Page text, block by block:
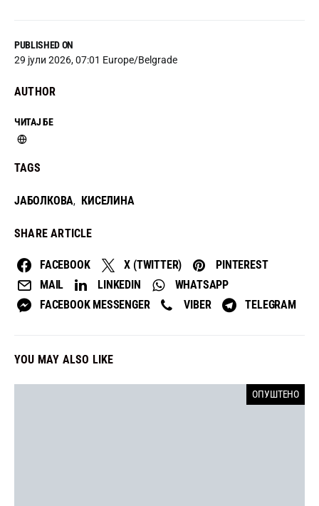
PUBLISHED ON
29 јули 2026, 07:01 Europe/Belgrade
AUTHOR
ЧИТАЈ БЕ
TAGS
ЈАБОЛКОВА, КИСЕЛИНА
SHARE ARTICLE
FACEBOOK X (TWITTER)
PINTEREST
MAIL
LINKEDIN
WHATSAPP
FACEBOOK MESSENGER
VIBER TELEGRAM
YOU MAY ALSO LIKE
ОПУШТЕНО